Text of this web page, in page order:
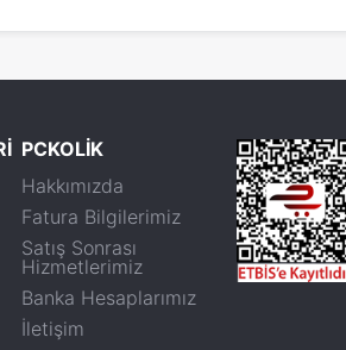
PCKOLİK
Hakkımızda
Fatura Bilgilerimiz
Satış Sonrası
Hizmetlerimiz
Banka Hesaplarımız
İletişim